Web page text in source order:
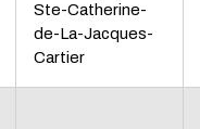
Ste-Catherine-
de-La-Jacques-
Cartier